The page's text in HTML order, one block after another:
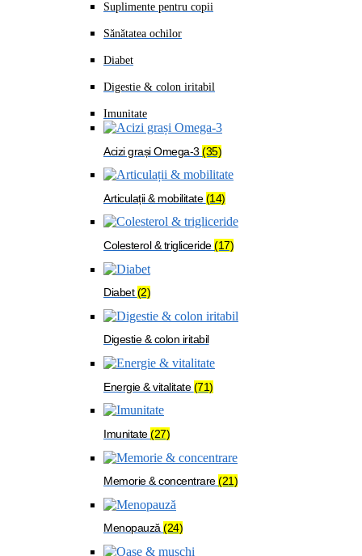
Suplimente pentru copii
Sănătatea ochilor
Diabet
Digestie & colon iritabil
Imunitate
Acizi grași Omega-3 (35)
Articulații & mobilitate(14)
Colesterol & trigliceride(17)
Diabet(2)
Digestie & colon iritabil
Energie & vitalitate(71)
Imunitate(27)
Memorie & concentrare(21)
Menopauză(24)